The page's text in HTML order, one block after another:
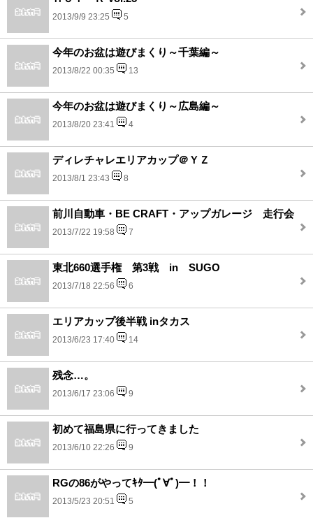
2013/9/9 23:25 5
今年のお盆は遊びまくり～千葉編～
2013/8/22 00:35 13
今年のお盆は遊びまくり～広島編～
2013/8/20 23:41 4
ディレチャレエリアカップ＠ＹＺ
2013/8/1 23:43 8
前川自動車・BE CRAFT・アップガレージ 走行会
2013/7/22 19:58 7
東北660選手権 第3戦 in SUGO
2013/7/18 22:56 6
エリアカップ後半戦 inタカス
2013/6/23 17:40 14
残念…。
2013/6/17 23:06 9
初めて福島県に行ってきました
2013/6/10 22:26 9
RGの86がやってｷﾀ━(ﾟ∀ﾟ)━！！
2013/5/23 20:51 5